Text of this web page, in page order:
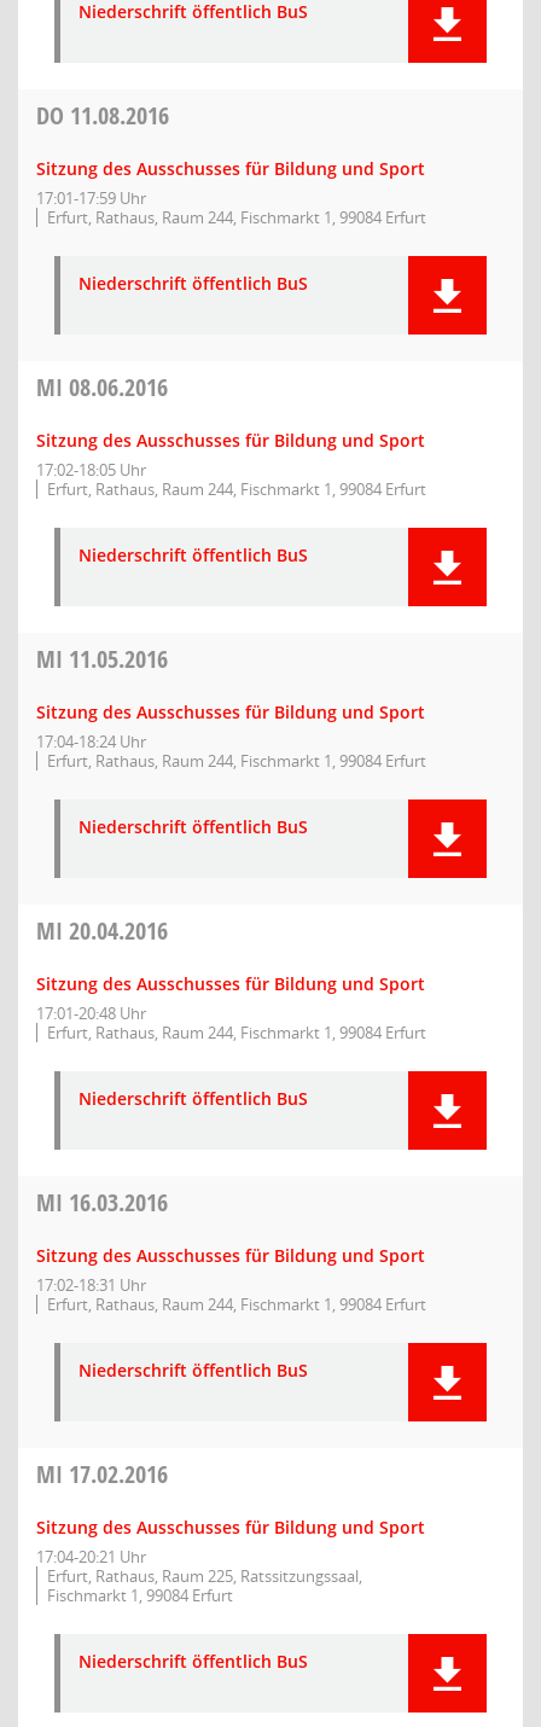
Niederschrift öffentlich BuS
DO 11.08.2016
Sitzung des Ausschusses für Bildung und Sport
17:01-17:59 Uhr
Erfurt, Rathaus, Raum 244, Fischmarkt 1, 99084 Erfurt
Niederschrift öffentlich BuS
MI 08.06.2016
Sitzung des Ausschusses für Bildung und Sport
17:02-18:05 Uhr
Erfurt, Rathaus, Raum 244, Fischmarkt 1, 99084 Erfurt
Niederschrift öffentlich BuS
MI 11.05.2016
Sitzung des Ausschusses für Bildung und Sport
17:04-18:24 Uhr
Erfurt, Rathaus, Raum 244, Fischmarkt 1, 99084 Erfurt
Niederschrift öffentlich BuS
MI 20.04.2016
Sitzung des Ausschusses für Bildung und Sport
17:01-20:48 Uhr
Erfurt, Rathaus, Raum 244, Fischmarkt 1, 99084 Erfurt
Niederschrift öffentlich BuS
MI 16.03.2016
Sitzung des Ausschusses für Bildung und Sport
17:02-18:31 Uhr
Erfurt, Rathaus, Raum 244, Fischmarkt 1, 99084 Erfurt
Niederschrift öffentlich BuS
MI 17.02.2016
Sitzung des Ausschusses für Bildung und Sport
17:04-20:21 Uhr
Erfurt, Rathaus, Raum 225, Ratssitzungssaal,
Fischmarkt 1, 99084 Erfurt
Niederschrift öffentlich BuS